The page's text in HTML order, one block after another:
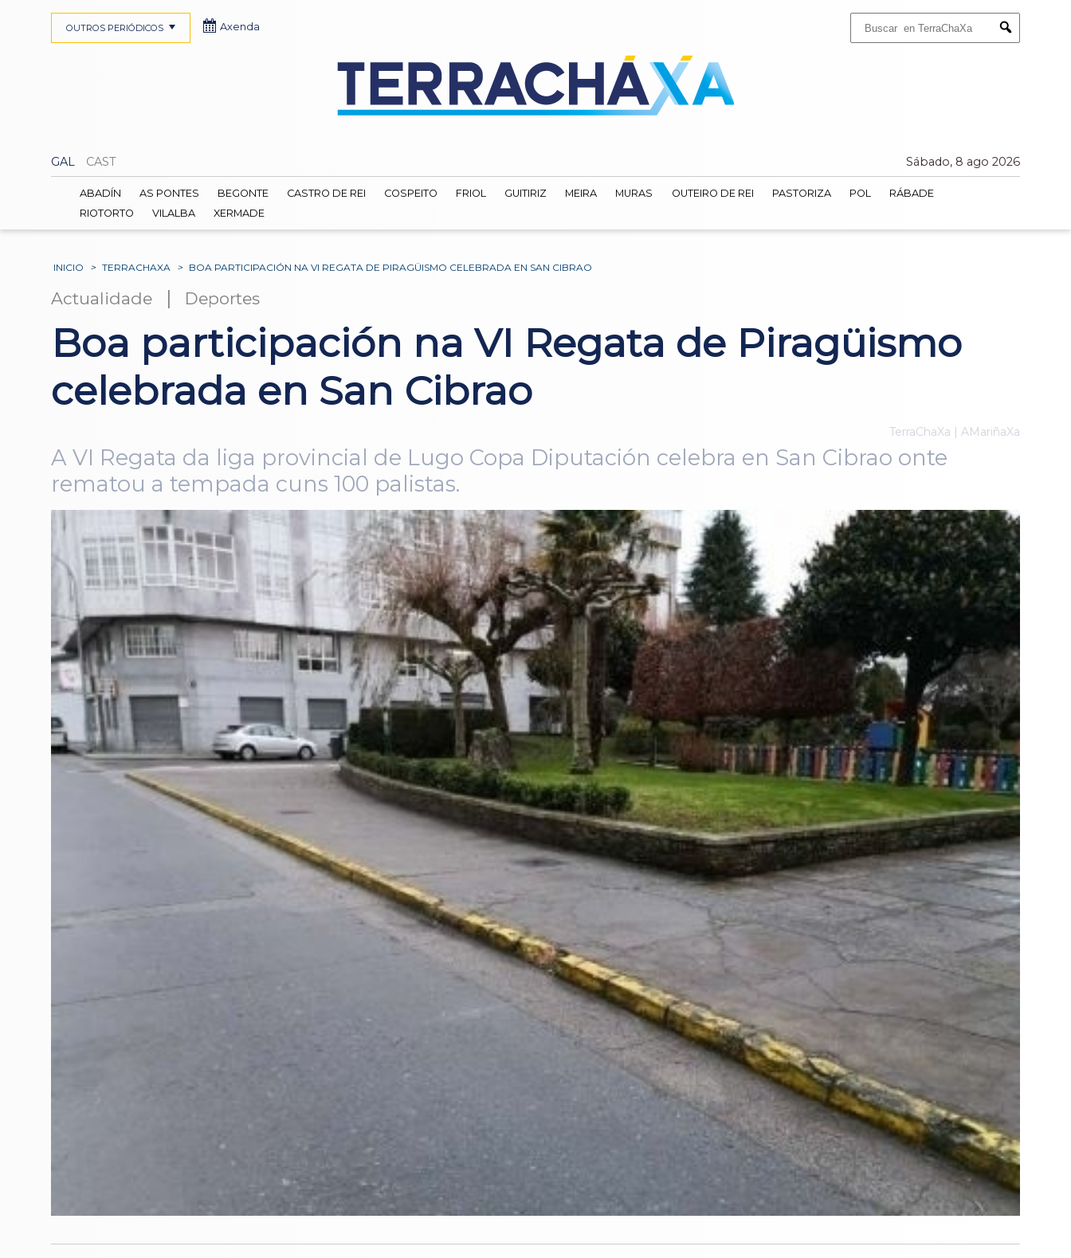
Submit
GAL CAST Sábado, 8 ago 2026
OUTROS PERIÓDICOS Axenda
ABADÍN AS PONTES BEGONTE CASTRO DE REI COSPEITO FRIOL GUITIRIZ MEIRA MURAS OUTEIRO DE REI PASTORIZA POL
RÁBADE
RIOTORTO
VILALBA XERMADE
INICIO > TERRACHAXA > BOA PARTICIPACIÓN NA VI REGATA DE PIRAGÜISMO CELEBRADA EN SAN CIBRAO
Actualidade | Deportes
Boa participación na VI Regata de Piragüismo
celebrada en San Cibrao
TerraChaXa | AMariñaXa
A VI Regata da liga provincial de Lugo Copa Diputación celebra en San Cibrao onte
rematou a tempada cuns 100 palistas.